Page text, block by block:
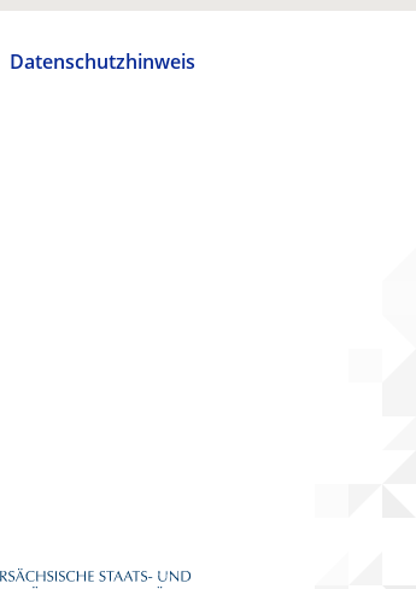
Datenschutzhinweis